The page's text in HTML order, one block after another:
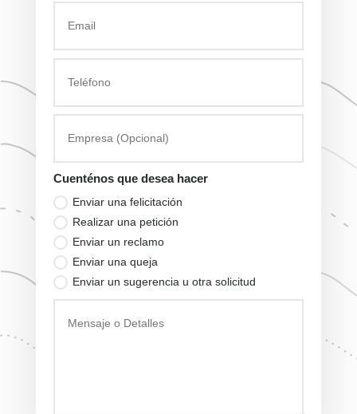
Cuenténos que desea hacer
Enviar una felicitación
Realizar una petición
Enviar un reclamo
Enviar una queja
Enviar un sugerencia u otra solicitud